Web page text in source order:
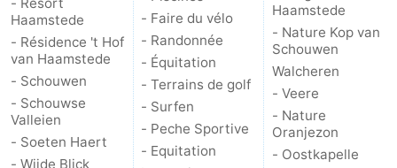
- Resort
Haamstede
- Résidence 't Hof
van Haamstede
- Schouwen
- Schouwse
Valleien
- Soeten Haert
- Wijde Blick
- Faire du vélo
- Randonnée
- Équitation
- Terrains de golf
- Surfen
- Peche Sportive
- Equitation
Haamstede
- Nature Kop van
Schouwen
Walcheren
- Veere
- Nature
Oranjezon
- Oostkapelle